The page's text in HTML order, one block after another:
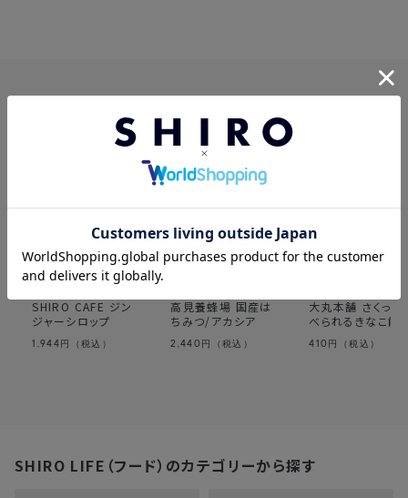
この製品を見た人はこちらも見ています
SHIRO CAFE ジン
ジャーシロップ
1,944 円（税込）
高見養蜂場 国産は
ちみつ/アカシア
2,440 円（税込）
大丸本舗 さくっと
べられるきなこ飴
410 円（税込）
SHIRO LIFE（フード）のカテゴリーから探す